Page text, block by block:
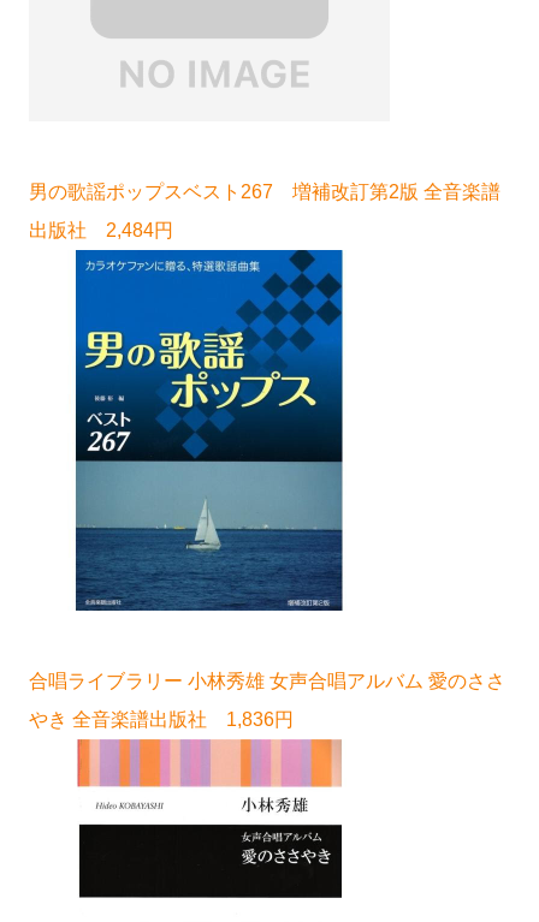
男の歌謡ポップスベスト267 増補改訂第2版 全音楽譜
出版社 2,484円
合唱ライブラリー 小林秀雄 女声合唱アルバム 愛のささ
やき 全音楽譜出版社 1,836円